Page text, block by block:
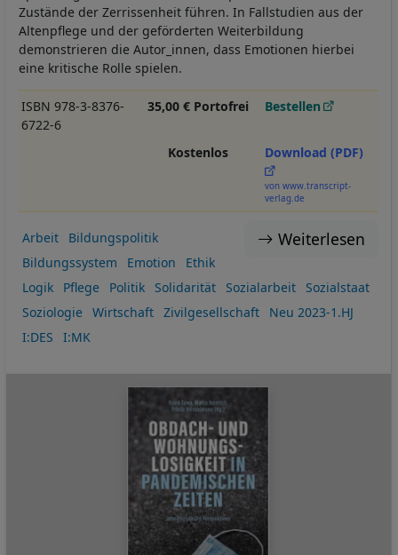
Zustände der Zerrissenheit führen. In Fallstudien aus der
Altenpflege und der geförderten Weiterbildung
demonstrieren die Autor_innen, dass Emotionen hierbei
eine kritische Rolle spielen.
ISBN 978-3-8376-
6722-6
35,00 € Portofrei Bestellen
Kostenlos Download (PDF)
von www.transcript-
verlag.de
Weiterlesen
Arbeit
Bildungspolitik
Bildungssystem
Emotion
Ethik
Logik
Pflege Politik Solidarität Sozialarbeit
Sozialstaat
Soziologie
Wirtschaft Zivilgesellschaft
Neu 2023-1.HJ
I:DES
I:MK